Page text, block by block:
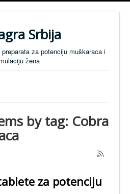
Srbija
za potenciju muškaraca i
žena
Cenovnik
by tag: Cobra
za potenciju